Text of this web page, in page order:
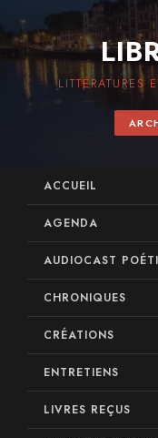
LITTÉRATURES
ACCUEIL
AGENDA
AUDIOCAST
CHRONIQUES
CRÉATIONS
ENTRETIENS
LIVRES REÇUS